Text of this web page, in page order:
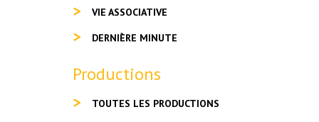
VIE ASSOCIATIVE
DERNIÈRE MINUTE
Productions
TOUTES LES PRODUCTIONS